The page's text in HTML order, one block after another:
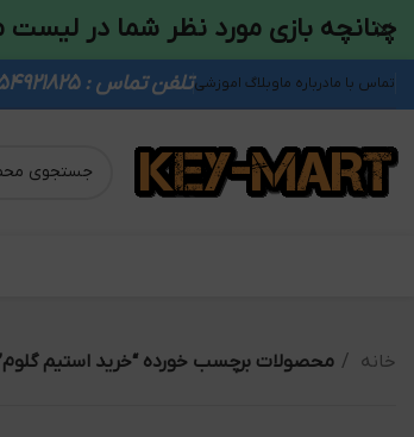
تماس با مادرباره ماوبلاگ اموزشیتلفن تماس : 09354921825 - 09931011833
خانه محصولات برچسب خورده “خرید استیم
چنانچه بازی مورد نظر شما در